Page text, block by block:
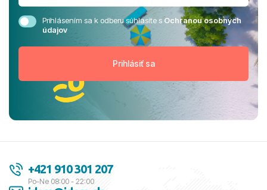
Prihlásením sa k odberu súhlasíte sOchranou osobných
údajov
+421 910 301 207
Po-Ne 08:00 - 22:00